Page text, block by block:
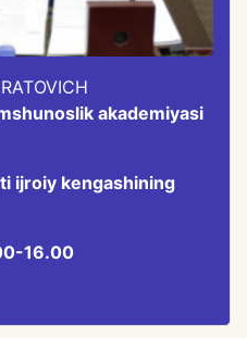
akademiyasi
ijroiy kengashining
16.00